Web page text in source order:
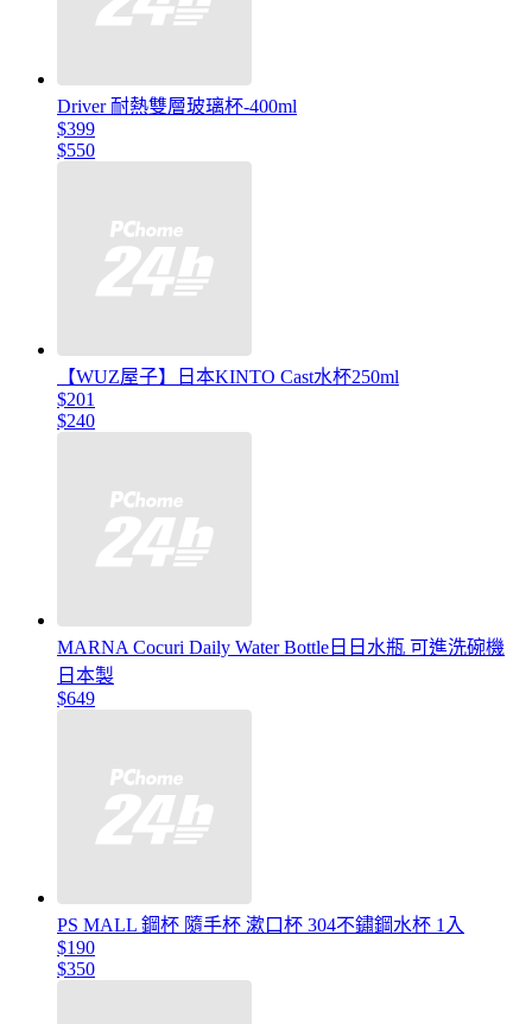
Driver 耐熱雙層玻璃杯-400ml
$399
$550
【WUZ屋子】日本KINTO Cast水杯250ml
$201
$240
MARNA Cocuri Daily Water Bottle日日水瓶 可進洗碗機
日本製
$649
PS MALL 鋼杯 隨手杯 漱口杯 304不鏽鋼水杯 1入
$190
$350